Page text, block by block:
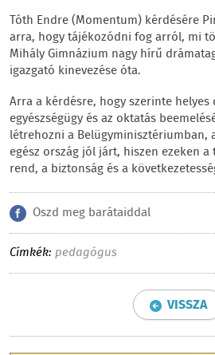
Tóth Endre (Momentum) kérdésére
arra, hogy tájékozódni fog arról, mi
Mihály Gimnázium nagy hírű
igazgató kinevezése óta.
Arra a kérdésre, hogy szerinte
egyészségügy és az oktatás
létrehozni a Belügyminisztériumban,
egész ország jól járt, hiszen ezeken
rend, a biztonság és a
Oszd meg barátaiddal
Címkék: pedagógus
VISSZA